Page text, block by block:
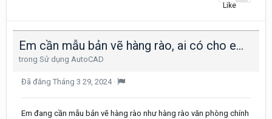
Em cần mẫu bản vẽ hàng rào, ai có cho em xin với ạ
trong Sử dụng AutoCAD
Đã đăng Tháng 3 29, 2024 ·
Em đang cần mẫu bản vẽ hàng rào như hàng rào văn phòng chính